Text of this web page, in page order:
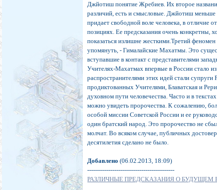
Джйотиш понятие Жребиев. Их второе
различий, есть и смысловые. Джйотиш меньше
придает свободной воле человека, в отличие
позициях. Ее предсказания очень конкретны,
показаться излишне жесткими.Третий феномен
упомянуть, - Гималайские Махатмы. Это
вступавшие в контакт с представителями
Учителях-Махатмах впервые в России стало
распространителями этих идей стали
продиктованных Учителями, Блаватская и
духовном пути человечества. Часто и в
можно увидеть пророчества. К сожалению,
особой миссии Советской России и ее
один братский народ. Это пророчество не
молчат. Во всяком случае, публичных
десятилетия сделано не было.
Добавлено (06.02.2013, 18:09)
---------------------------------------------
РАЗЛИЧНЫЕ ПРЕДСКАЗАНИЯ О БУДУЩЕМ